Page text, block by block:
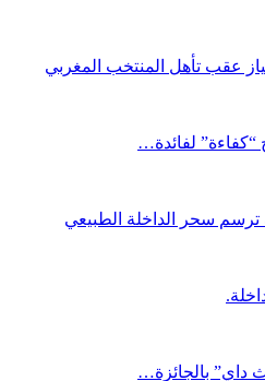
عقب تأهل المنتخب المغربي
“كفاءة” لفائدة…
ترسم سحر الداخلة الطبيعي
داي” بالجائزة…